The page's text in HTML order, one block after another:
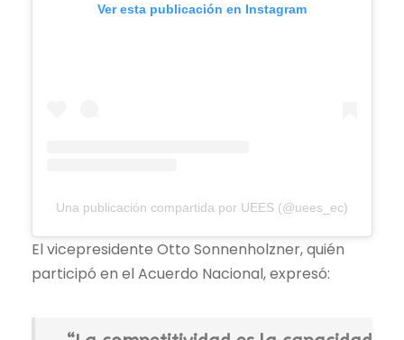
Ver esta publicación en Instagram
Una publicación compartida por UEES (@uees_ec)
El vicepresidente Otto Sonnenholzner, quién
participó en el Acuerdo Nacional, expresó: